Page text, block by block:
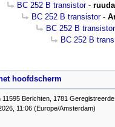
BC 252 B transistor-
BC 252 B transistor-
BC 252 B transistor
BC 252 B
hoofdscherm
11595 Berichten, 1781
11:06 (Europe/Amsterdam)